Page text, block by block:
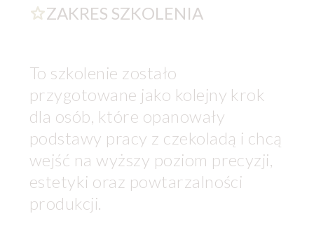
ZAKRES SZKOLENIA
To szkolenie zostało
przygotowane jako kolejny krok
dla osób, które opanowały
podstawy pracy z czekoladą i chcą
wejść na wyższy poziom precyzji,
estetyki oraz powtarzalności
produkcji.